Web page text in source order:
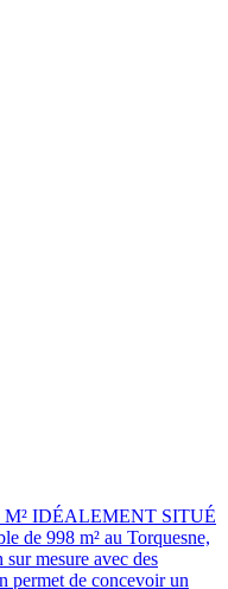
IDÉALEMENT SITUÉ
de 998 m² au Torquesne,
mesure avec des
permet de concevoir un